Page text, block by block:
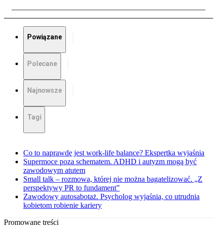
Powiązane
Polecane
Najnowsze
Tagi
Co to naprawdę jest work-life balance? Ekspertka wyjaśnia
Supermoce poza schematem. ADHD i autyzm mogą być
zawodowym atutem
Small talk – rozmowa, której nie można bagatelizować. „Z
perspektywy PR to fundament”
Zawodowy autosabotaż. Psycholog wyjaśnia, co utrudnia
kobietom robienie kariery
Promowane treści